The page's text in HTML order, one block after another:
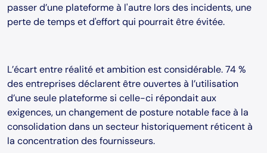
passer d’une plateforme à l'autre lors des incidents, une
perte de temps et d'effort qui pourrait être évitée.
L’écart entre réalité et ambition est considérable. 74 %
des entreprises déclarent être ouvertes à l’utilisation
d’une seule plateforme si celle-ci répondait aux
exigences, un changement de posture notable face à la
consolidation dans un secteur historiquement réticent à
la concentration des fournisseurs.